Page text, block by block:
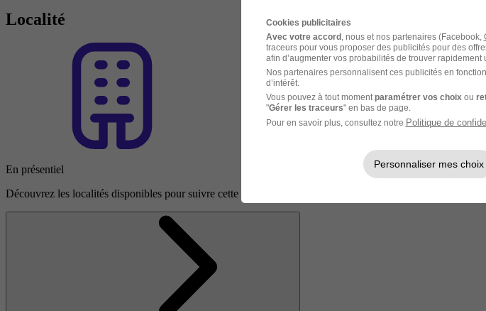
Localité
En présentiel
Découvrez les localités disponibles pour suivre cette formation en présentiel.
Cookies publicitaires
Avec votre accord, nous et nos partenaires (Facebook,
traceurs pour vous proposer des publicités pour des
afin d’augmenter vos probabilités de trouver rapidement
Nos partenaires personnalisent ces publicités en
d’intérêt.
Vous pouvez à tout moment paramétrer vos choix ou
"Gérer les traceurs" en bas de page.
Pour en savoir plus, consultez notre Politique de
Personnaliser mes choix